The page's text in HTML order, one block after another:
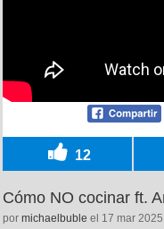
12
Cómo NO cocinar ft.
por michaelbuble el 17 mar